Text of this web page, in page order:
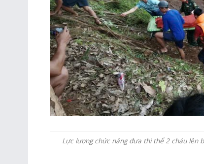
Lực lượng chức năng đưa thi thể 2 cháu lên